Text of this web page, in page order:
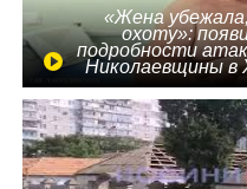
«Жена
охоту»:
подробности
Николаевщины в